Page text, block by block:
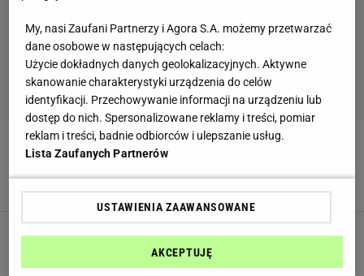
Magda Gessler i Ewa Wachowicz na Wielkanoc
robią pierogi z wyjątkowym farszem. Które
26 MARCA 2024, 07:32
się w formie przystawki na rozgrzewkę po
porannej mszy
My, nasi Zaufani Partnerzy i Agora S.A. możemy przetwarzać
dane osobowe w następujących celach:
Użycie dokładnych danych geolokalizacyjnych. Aktywne
skanowanie charakterystyki urządzenia do celów
identyfikacji. Przechowywanie informacji na urządzeniu lub
dostęp do nich. Spersonalizowane reklamy i treści, pomiar
reklam i treści, badnie odbiorców i ulepszanie usług.
Lista Zaufanych Partnerów
USTAWIENIA ZAAWANSOWANE
AKCEPTUJĘ